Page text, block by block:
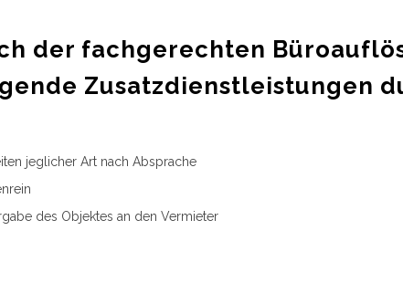
der fachgerechten
Zusatzdienstleistungen
jeglicher Art nach Absprache
des Objektes an den Vermieter